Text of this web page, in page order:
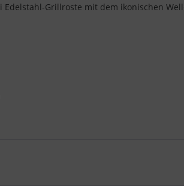
Grillroste mit dem ikonischen